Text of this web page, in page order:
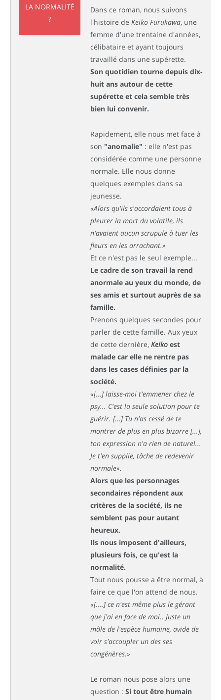
LA NORMALITÉ
?
Dans ce roman, nous suivons
l'histoire de Keiko Furukawa, une
femme d'une trentaine d'années,
célibataire et ayant toujours
travaillé dans une supérette.
Son quotidien tourne depuis dix-
huit ans autour de cette
supérette et cela semble très
bien lui convenir.
Rapidement, elle nous met face à
son "anomalie" : elle n'est pas
considérée comme une personne
normale. Elle nous donne
quelques exemples dans sa
jeunesse.
«Alors qu'ils s'accordaient tous à
pleurer la mort du volatile, ils
n'avaient aucun scrupule à tuer les
fleurs en les arrachant.»
Et ce n'est pas le seul exemple...
Le cadre de son travail la rend
anormale au yeux du monde, de
ses amis et surtout auprès de sa
famille.
Prenons quelques secondes pour
parler de cette famille. Aux yeux
de cette dernière, Keiko est
malade car elle ne rentre pas
dans les cases définies par la
société.
«[...] laisse-moi t'emmener chez le
psy... C'est la seule solution pour te
guérir. [...] Tu n'as cessé de te
montrer de plus en plus bizarre [...],
ton expression n'a rien de naturel...
Je t'en supplie, tâche de redevenir
normale».
Alors que les personnages
secondaires répondent aux
critères de la société, ils ne
semblent pas pour autant
heureux.
Ils nous imposent d'ailleurs,
plusieurs fois, ce qu'est la
normalité.
Tout nous pousse a être normal, à
faire ce que l'on attend de nous.
«[....] ce n'est même plus le gérant
que j'ai en face de moi.. Juste un
mâle de l'espèce humaine, avide de
voir s'accoupler un des ses
congénères.»
Le roman nous pose alors une
question : Si tout être humain